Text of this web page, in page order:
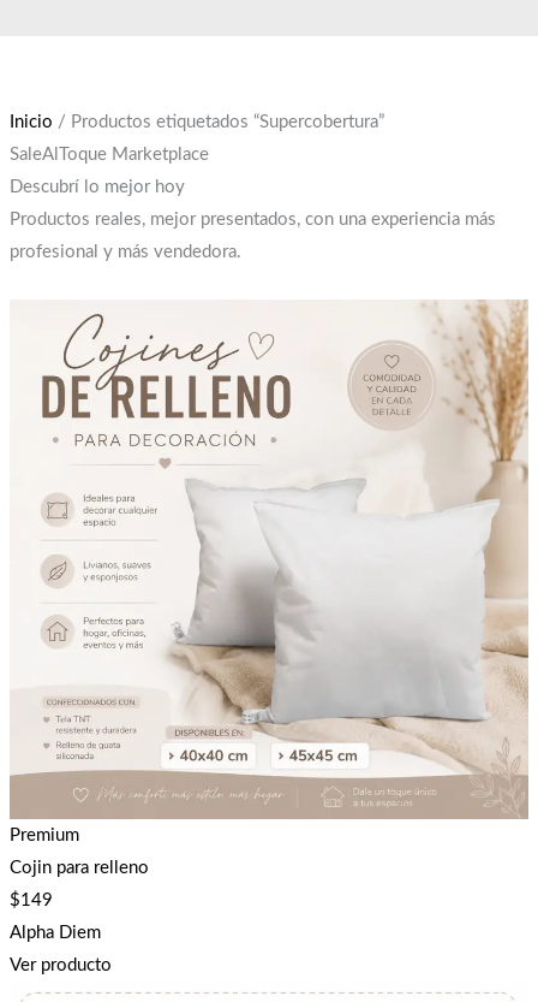
Inicio / Productos etiquetados “Supercobertura”
SaleAlToque Marketplace
Descubrí lo mejor hoy
Productos reales, mejor presentados, con una experiencia más
profesional y más vendedora.
Premium
Cojin para relleno
$149
Alpha Diem
Ver producto
era:
$12,000.
es:
$10,000.